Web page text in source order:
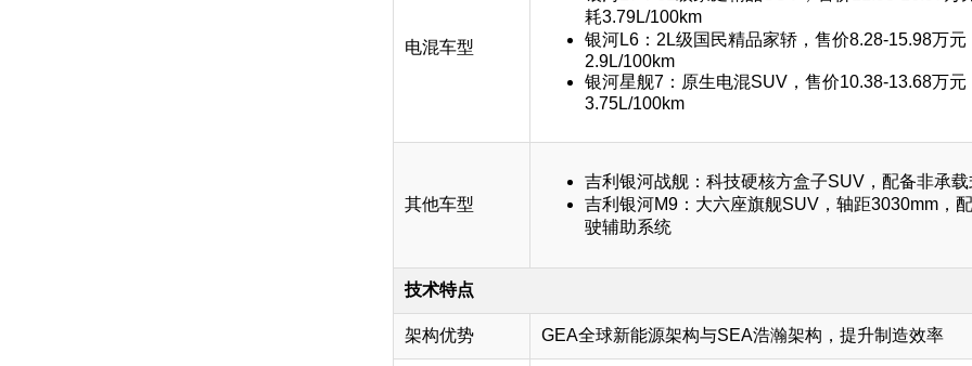
电混车型
耗3.79L/100km
银河L6：2L级国民精品家轿，售价8.28-15.98万元
2.9L/100km
银河星舰7：原生电混SUV，售价10.38-13.68万元
3.75L/100km
其他车型
吉利银河战舰：科技硬核方盒子SUV，配备非承
吉利银河M9：大六座旗舰SUV，轴距3030mm，
驶辅助系统
技术特点
架构优势 GEA全球新能源架构与SEA浩瀚架构，提升制造效率